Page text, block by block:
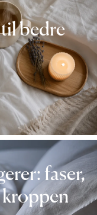
bedre
faser,
kroppen